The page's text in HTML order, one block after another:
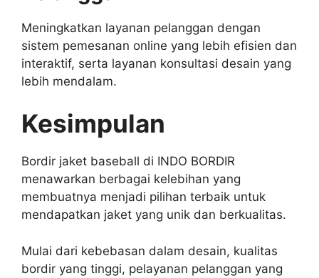
Meningkatkan layanan pelanggan dengan
sistem pemesanan online yang lebih efisien dan
interaktif, serta layanan konsultasi desain yang
lebih mendalam.
Kesimpulan
Bordir jaket baseball di INDO BORDIR
menawarkan berbagai kelebihan yang
membuatnya menjadi pilihan terbaik untuk
mendapatkan jaket yang unik dan berkualitas.
Mulai dari kebebasan dalam desain, kualitas
bordir yang tinggi, pelayanan pelanggan yang